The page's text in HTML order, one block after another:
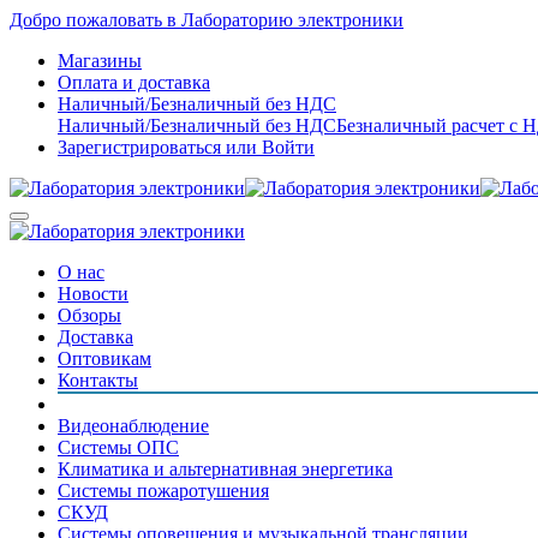
Добро пожаловать в Лабораторию электроники
Магазины
Оплата и доставка
Наличный/Безналичный без НДС
Наличный/Безналичный без НДСБезналичный расчет с
Зарегистрироваться или Войти
О нас
Новости
Обзоры
Доставка
Оптовикам
Контакты
Видеонаблюдение
Системы ОПС
Климатика и альтернативная энергетика
Системы пожаротушения
СКУД
Системы оповещения и музыкальной трансляции